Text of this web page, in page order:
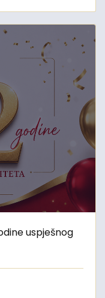
uspješnog